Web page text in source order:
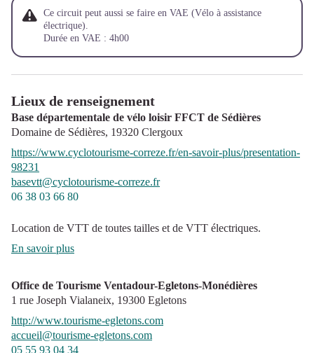
Ce circuit peut aussi se faire en VAE (Vélo à assistance
électrique).
Durée en VAE : 4h00
Lieux de renseignement
Base départementale de vélo loisir FFCT de Sédières
Domaine de Sédières, 19320 Clergoux
https://www.cyclotourisme-correze.fr/en-savoir-plus/presentation-
98231
basevtt@cyclotourisme-correze.fr
06 38 03 66 80
Location de VTT de toutes tailles et de VTT électriques.
En savoir plus
Office de Tourisme Ventadour-Egletons-Monédières
1 rue Joseph Vialaneix, 19300 Egletons
http://www.tourisme-egletons.com
accueil@tourisme-egletons.com
05 55 93 04 34